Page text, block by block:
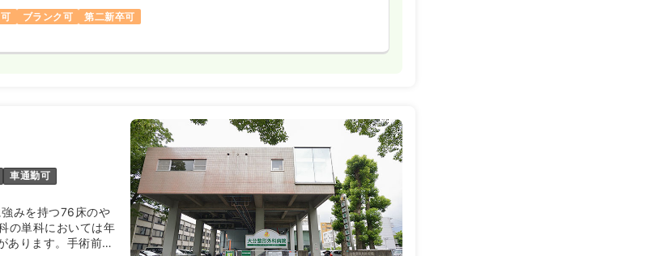
ブランク可
第二新卒可
車通勤可
みを持つ76床のや
の単科においては年
あります。手術前か